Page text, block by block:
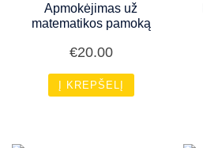
Apmokėjimas už
matematikos pamoką
€20.00
Į KREPŠELĮ